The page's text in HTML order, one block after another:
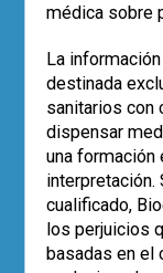
Dr.
Muchos
temas
intentan,
de
más
Lancet o
ejemplo.
estos
médica sobre
La
destinada
sanitarios con
dispensar
una formación
interpretación.
cualificado,
los perjuicios
basadas en el